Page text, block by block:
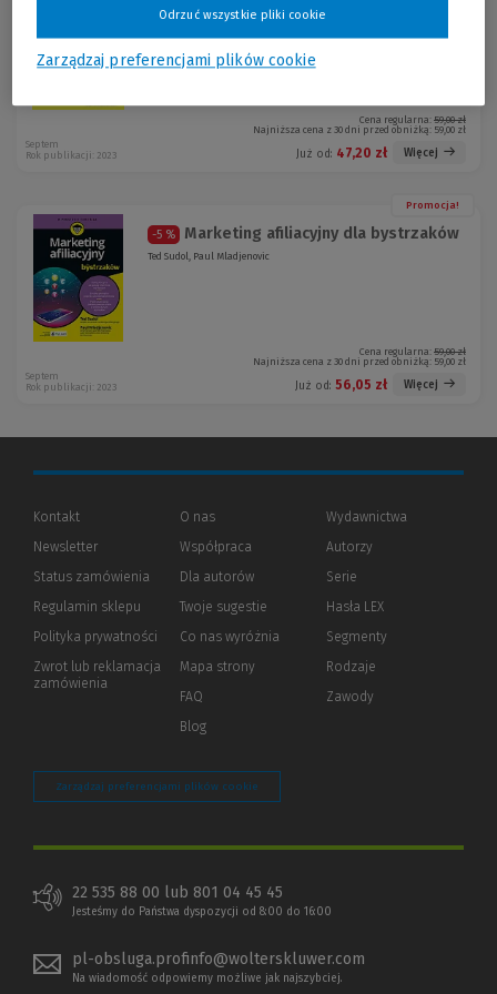
bystrzaków
Cena regularna: 59,00 zł
Najniższa cena z 30 dni przed obniżką: 59,00 zł
Już od: 47,20 zł Więcej
Septem
Rok publikacji: 2023
Promocja!
-5 % Marketing afiliacyjny dla bystrzaków
Ted Sudol, Paul Mladjenovic
Cena regularna: 59,00 zł
Najniższa cena z 30 dni przed obniżką: 59,00 zł
Już od: 56,05 zł Więcej
Septem
Rok publikacji: 2023
Kontakt
Newsletter
Status zamówienia
Regulamin sklepu
Polityka prywatności (Nowe
(Link
innej
Zwrot lub reklamacja
zamówienia
O nas
Współpraca
Dla autorów(Nowe
(Link
innej
strony)
Twoje sugestie
Co nas wyróżnia
Mapa strony
FAQ
Blog
Wydawnictwa
Autorzy
Serie
Hasła LEX
Segmenty
Rodzaje
Zawody
Zarządzaj preferencjami plików cookie
22 535 88 00 lub 801 04 45 45
Jesteśmy do Państwa dyspozycji od 8:00 do 16:00
pl-obsluga.profinfo@wolterskluwer.com
Na wiadomość odpowiemy możliwe jak najszybciej.
Zarządzaj preferencjami plików cookie
Odrzuć wszystkie pliki cookie